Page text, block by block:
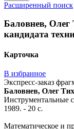
Расширенный поиск
Баловнев, Олег
кандидата
Карточка
В избранное
Экспресс-заказ
Баловнев, Олег
Инструментальные
1989. - 20 с.
Математическое и